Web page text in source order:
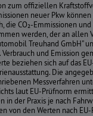
zum offiziellen
neuer Pkw
die CO₂-Emmissionen
werden, der an allen
Treuhand GmbH"
und Emission
beziehen sich auf das
Die
Messverfahren
laut EU-Prüfnorm
in der Praxis je nach
von den Werten nach